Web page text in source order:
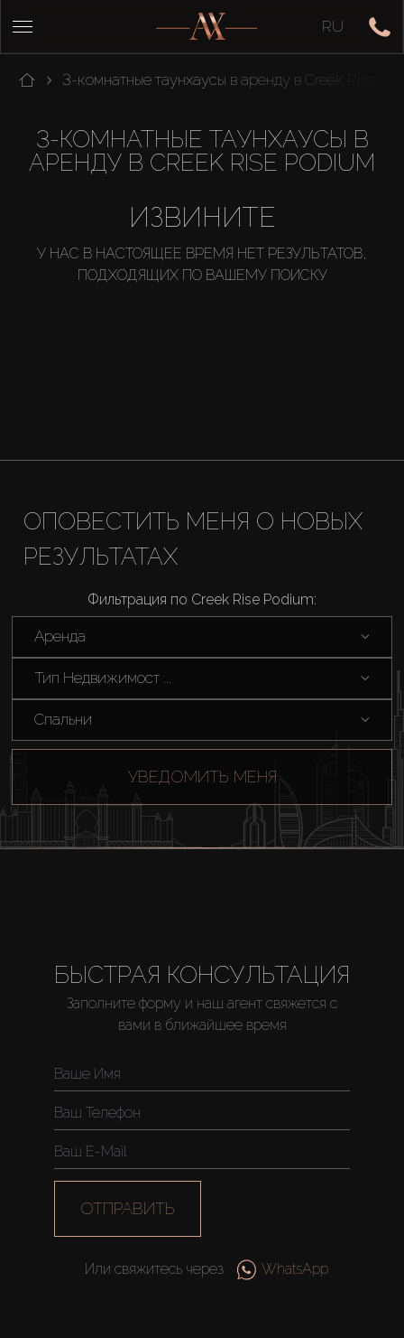
RU
3-комнатные таунхаусы в аренду в Creek Rise
3-КОМНАТНЫЕ ТАУНХАУСЫ В
АРЕНДУ В CREEK RISE PODIUM
ИЗВИНИТЕ
У НАС В НАСТОЯЩЕЕ ВРЕМЯ НЕТ РЕЗУЛЬТАТОВ,
ПОДХОДЯЩИХ ПО ВАШЕМУ ПОИСКУ
ОПОВЕСТИТЬ МЕНЯ О НОВЫХ
РЕЗУЛЬТАТАХ
Фильтрация по Creek Rise Podium:
Аренда
Тип Недвижимост ...
Спальни
УВЕДОМИТЬ МЕНЯ
БЫСТРАЯ КОНСУЛЬТАЦИЯ
Заполните форму и наш агент свяжется с
вами в ближайшее время
ОТПРАВИТЬ
Или свяжитесь через WhatsApp